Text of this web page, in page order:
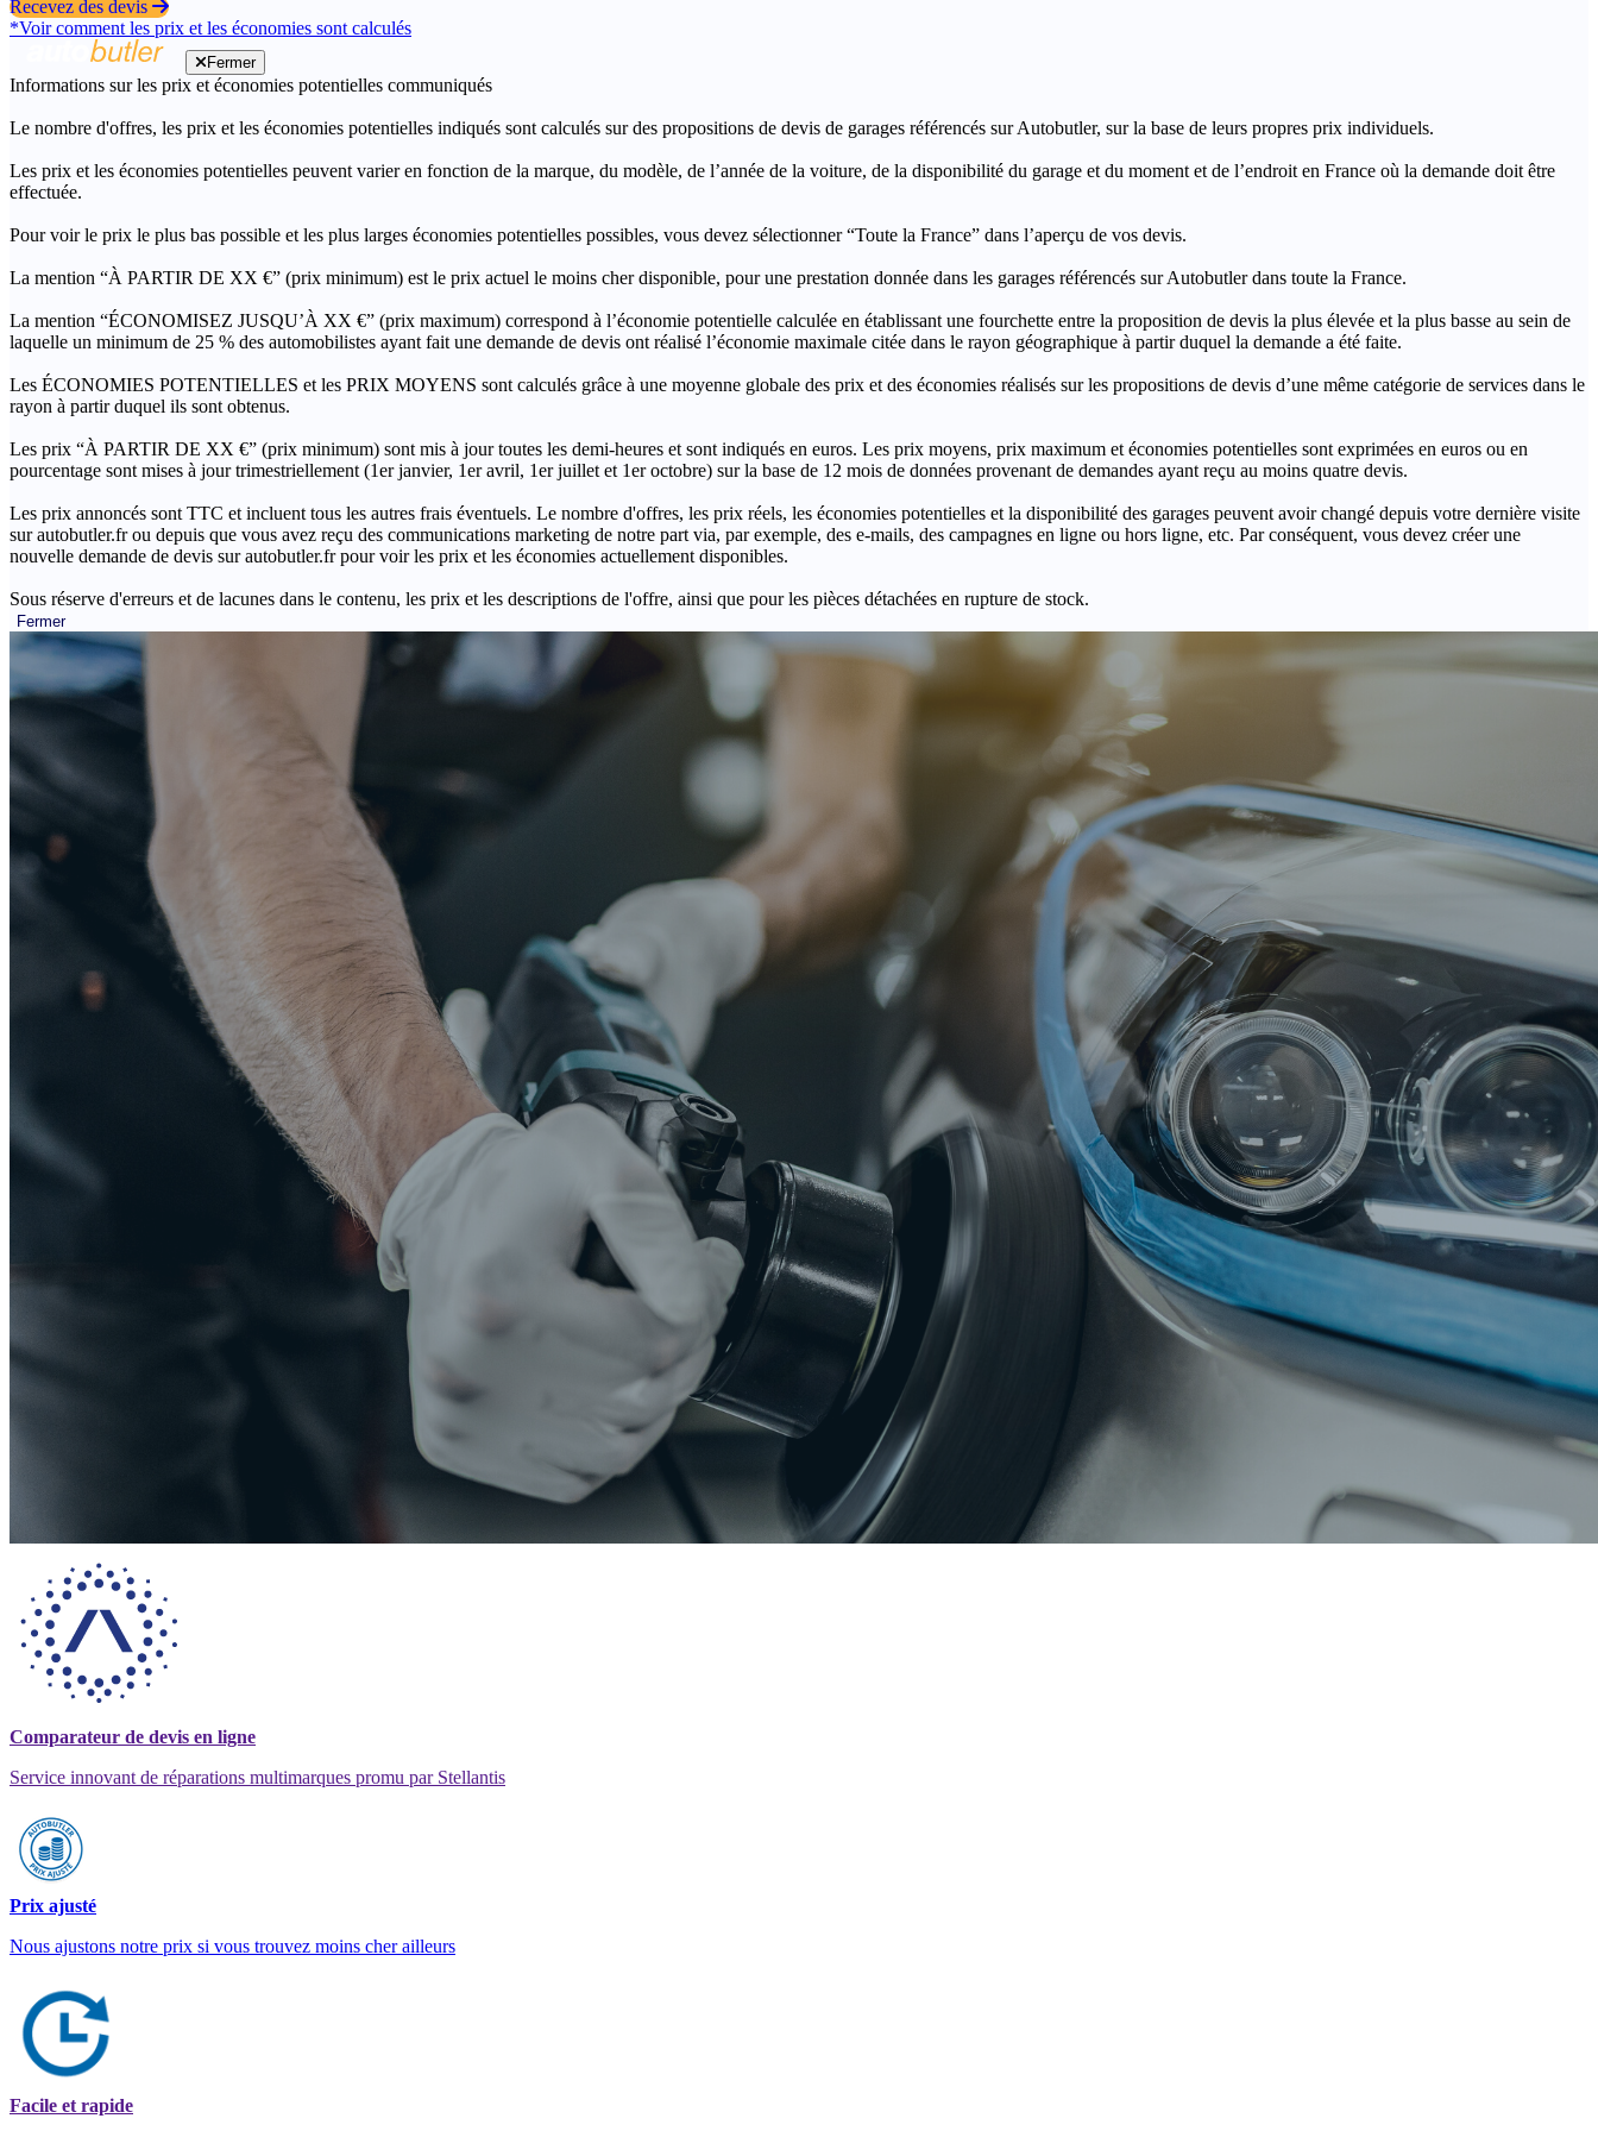
Recevez des devis
*Voir comment les prix et les économies sont calculés
Fermer
Informations sur les prix et économies potentielles communiqués
Le nombre d'offres, les prix et les économies potentielles indiqués sont calculés sur des propositions de devis de garages référencés sur Autobutler, sur la base de leurs propres prix individuels.
Les prix et les économies potentielles peuvent varier en fonction de la marque, du modèle, de l’année de la voiture, de la disponibilité du garage et du moment et de l’endroit en France où la demande doit être
effectuée.
Pour voir le prix le plus bas possible et les plus larges économies potentielles possibles, vous devez sélectionner “Toute la France” dans l’aperçu de vos devis.
La mention “À PARTIR DE XX €” (prix minimum) est le prix actuel le moins cher disponible, pour une prestation donnée dans les garages référencés sur Autobutler dans toute la France.
La mention “ÉCONOMISEZ JUSQU’À XX €” (prix maximum) correspond à l’économie potentielle calculée en établissant une fourchette entre la proposition de devis la plus élevée et la plus basse au sein de
laquelle un minimum de 25 % des automobilistes ayant fait une demande de devis ont réalisé l’économie maximale citée dans le rayon géographique à partir duquel la demande a été faite.
Les ÉCONOMIES POTENTIELLES et les PRIX MOYENS sont calculés grâce à une moyenne globale des prix et des économies réalisés sur les propositions de devis d’une même catégorie de services dans le
rayon à partir duquel ils sont obtenus.
Les prix “À PARTIR DE XX €” (prix minimum) sont mis à jour toutes les demi-heures et sont indiqués en euros. Les prix moyens, prix maximum et économies potentielles sont exprimées en euros ou en
pourcentage sont mises à jour trimestriellement (1er janvier, 1er avril, 1er juillet et 1er octobre) sur la base de 12 mois de données provenant de demandes ayant reçu au moins quatre devis.
Les prix annoncés sont TTC et incluent tous les autres frais éventuels. Le nombre d'offres, les prix réels, les économies potentielles et la disponibilité des garages peuvent avoir changé depuis votre dernière visite
sur autobutler.fr ou depuis que vous avez reçu des communications marketing de notre part via, par exemple, des e-mails, des campagnes en ligne ou hors ligne, etc. Par conséquent, vous devez créer une
nouvelle demande de devis sur autobutler.fr pour voir les prix et les économies actuellement disponibles.
Sous réserve d'erreurs et de lacunes dans le contenu, les prix et les descriptions de l'offre, ainsi que pour les pièces détachées en rupture de stock.
Fermer
Comparateur de devis en ligne
Service innovant de réparations multimarques promu par Stellantis
Prix ajusté
Nous ajustons notre prix si vous trouvez moins cher ailleurs
Facile et rapide